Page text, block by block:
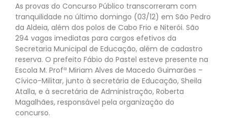
As provas do Concurso Público transcorreram com
tranquilidade no último domingo (03/12) em São Pedro
da Aldeia, além dos polos de Cabo Frio e Niterói. São
294 vagas imediatas para cargos efetivos da
Secretaria Municipal de Educação, além de cadastro
reserva. O prefeito Fábio do Pastel esteve presente na
Escola M. Profª Miriam Alves de Macedo Guimarães –
Cívico-Militar, junto à secretária de Educação, Sheila
Atalla, e à secretária de Administração, Roberta
Magalhães, responsável pela organização do
concurso.